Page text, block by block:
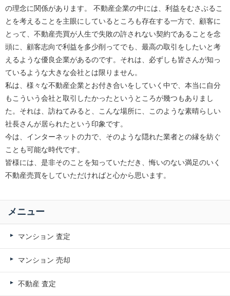
の理念に関係があります。 不動産企業の中には、利益をむさぶるこ
とを考えることを主眼にしているところも存在する一方で、顧客に
とって、不動産売買が人生で失敗の許されない契約であることを念
頭に、顧客志向で利益を多少削ってでも、最高の取引をしたいと考
えるような優良企業があるのです。それは、必ずしも皆さんが知っ
ているような大きな会社とは限りません。
私は、様々な不動産企業とお付き合いをしていく中で、本当に自分
もこういう会社と取引したかったというところが幾つもありまし
た。それは、訪ねてみると、こんな場所に、このような素晴らしい
社長さんが居られたという印象です。
今は、インターネットの力で、そのような隠れた業者との縁を紡ぐ
ことも可能な時代です。
皆様には、是非そのことを知っていただき、悔いのない満足のいく
不動産売買をしていただければと心から思います。
メニュー
マンション 査定
マンション 売却
不動産 査定